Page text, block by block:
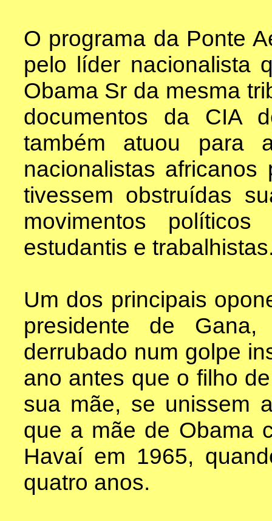
O programa da Ponte
pelo líder nacionalista
Obama Sr da mesma
documentos da CIA
também atuou para
nacionalistas africanos
tivessem obstruídas
movimentos políticos
estudantis e
Um dos principais
presidente de
derrubado num golpe
ano antes que o filho
sua mãe, se unissem
que a mãe de Obama
Havaí em 1965,
quatro anos.